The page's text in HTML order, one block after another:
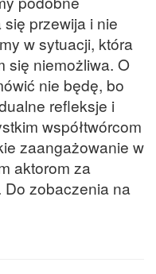
przewija i nie
w sytuacji, która
się niemożliwa. O
nie będę, bo
refleksje i
współtwórcom
zaangażowanie w
aktorom za
Do zobaczenia na